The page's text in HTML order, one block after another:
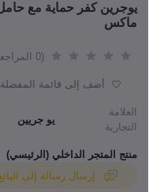
ماكس
(0 المراجعات)
أضف إلى قائمة المفضلة
العلامة
التجارية
يو جريين
منتج المتجر الداخلي (الرئيسي)